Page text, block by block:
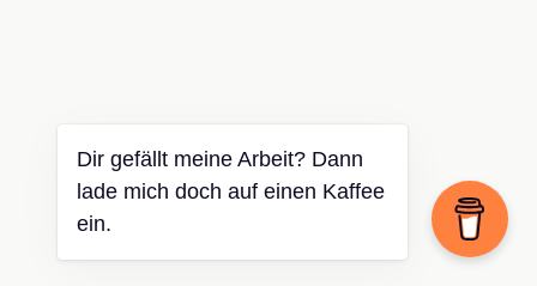
Dir gefällt meine Arbeit? Dann
lade mich doch auf einen Kaffee
ein.